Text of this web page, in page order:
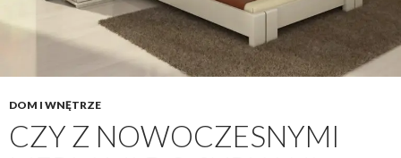
DOM I WNĘTRZE
CZY Z NOWOCZESNYMI